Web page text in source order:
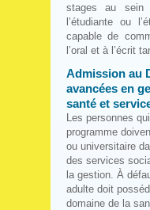
stages au sein
l’étudiante ou
capable de
l’oral et à l’écrit
Admission au
avancées en
santé et
Les personnes
programme
ou universitaire
des services
la gestion. À
adulte doit
domaine de la